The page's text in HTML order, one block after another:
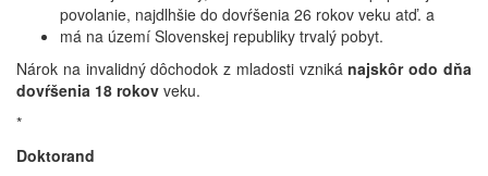
povolanie, najdlhšie do dovŕšenia 26 rokov veku atď. a
má na území Slovenskej republiky trvalý pobyt.
Nárok na invalidný dôchodok z mladosti vznikánajskôr odo dňa
dovŕšenia 18 rokov veku.
*
Doktorand